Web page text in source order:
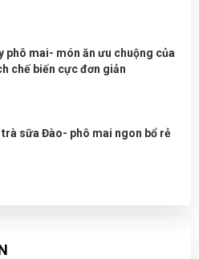
phô mai- món ăn ưu chuộng của
chế biến cực đơn giản
trà sữa Đào- phô mai ngon bổ rẻ